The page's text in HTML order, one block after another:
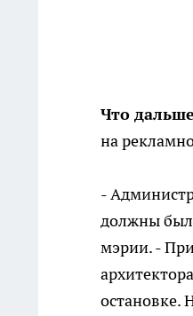
Что
на
-
должны
мэрии. -
оста­новке.